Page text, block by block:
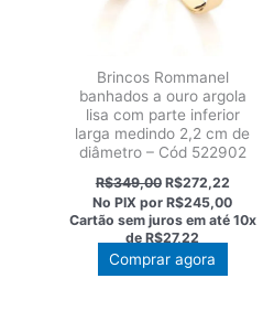
Brincos Rommanel
banhados a ouro argola
lisa com parte inferior
larga medindo 2,2 cm de
diâmetro – Cód 522902
R$349,00 O
preço
original
era:
R$349,00.
R$272,22O
preço
atual
é:
No PIX porR$245,00
Cartão sem juros em até 10x
de R$27,22
Comprar agora